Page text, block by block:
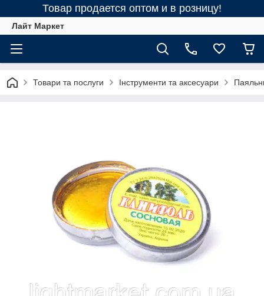
Товар продается оптом и в розницу!
Лайт Маркет
Товари та послуги Інструменти та аксесуари